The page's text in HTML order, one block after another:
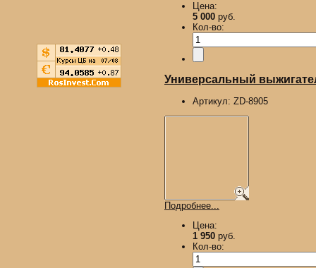
Цена:
5 000 руб.
Кол-во:
Универсальный
Артикул: ZD-8905
Подробнее...
Цена:
1 950 руб.
Кол-во: